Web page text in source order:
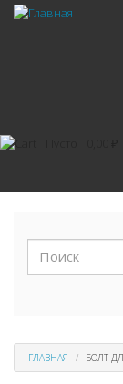
Перейти
Форма
поиска
ГЛАВНАЯ БОЛТ